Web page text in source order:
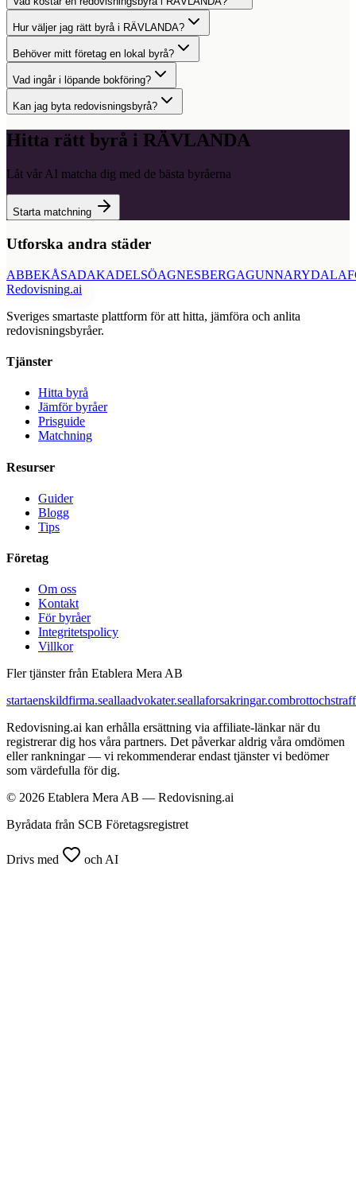
Hur väljer jag rätt byrå i RÄVLANDA?
Behöver mitt företag en lokal byrå?
Vad ingår i löpande bokföring?
Kan jag byta redovisningsbyrå?
Hitta rätt byrå i RÄVLANDA
Låt vår AI matcha dig med de bästa byråerna
Starta matchning
Utforska andra städer
ABBEKÅSADAKADELSÖAGNESBERGAGUNNARYD
Redovisning.ai
Sveriges smartaste plattform för att hitta, jämföra och anlita
redovisningsbyråer.
Tjänster
Hitta byrå
Jämför byråer
Prisguide
Matchning
Resurser
Guider
Blogg
Tips
Företag
Om oss
Kontakt
För byråer
Integritetspolicy
Villkor
Fler tjänster från Etablera Mera AB
startaenskildfirma.seallaadvokater.seallaforsakringar.com
Redovisning.ai kan erhålla ersättning via affiliate-länkar när du
registrerar dig hos våra partners. Det påverkar aldrig våra omdömen
eller rankningar — vi rekommenderar endast tjänster vi bedömer
som värdefulla för dig.
© 2026 Etablera Mera AB — Redovisning.ai
Byrådata från SCB Företagsregistret
Drivs med och AI